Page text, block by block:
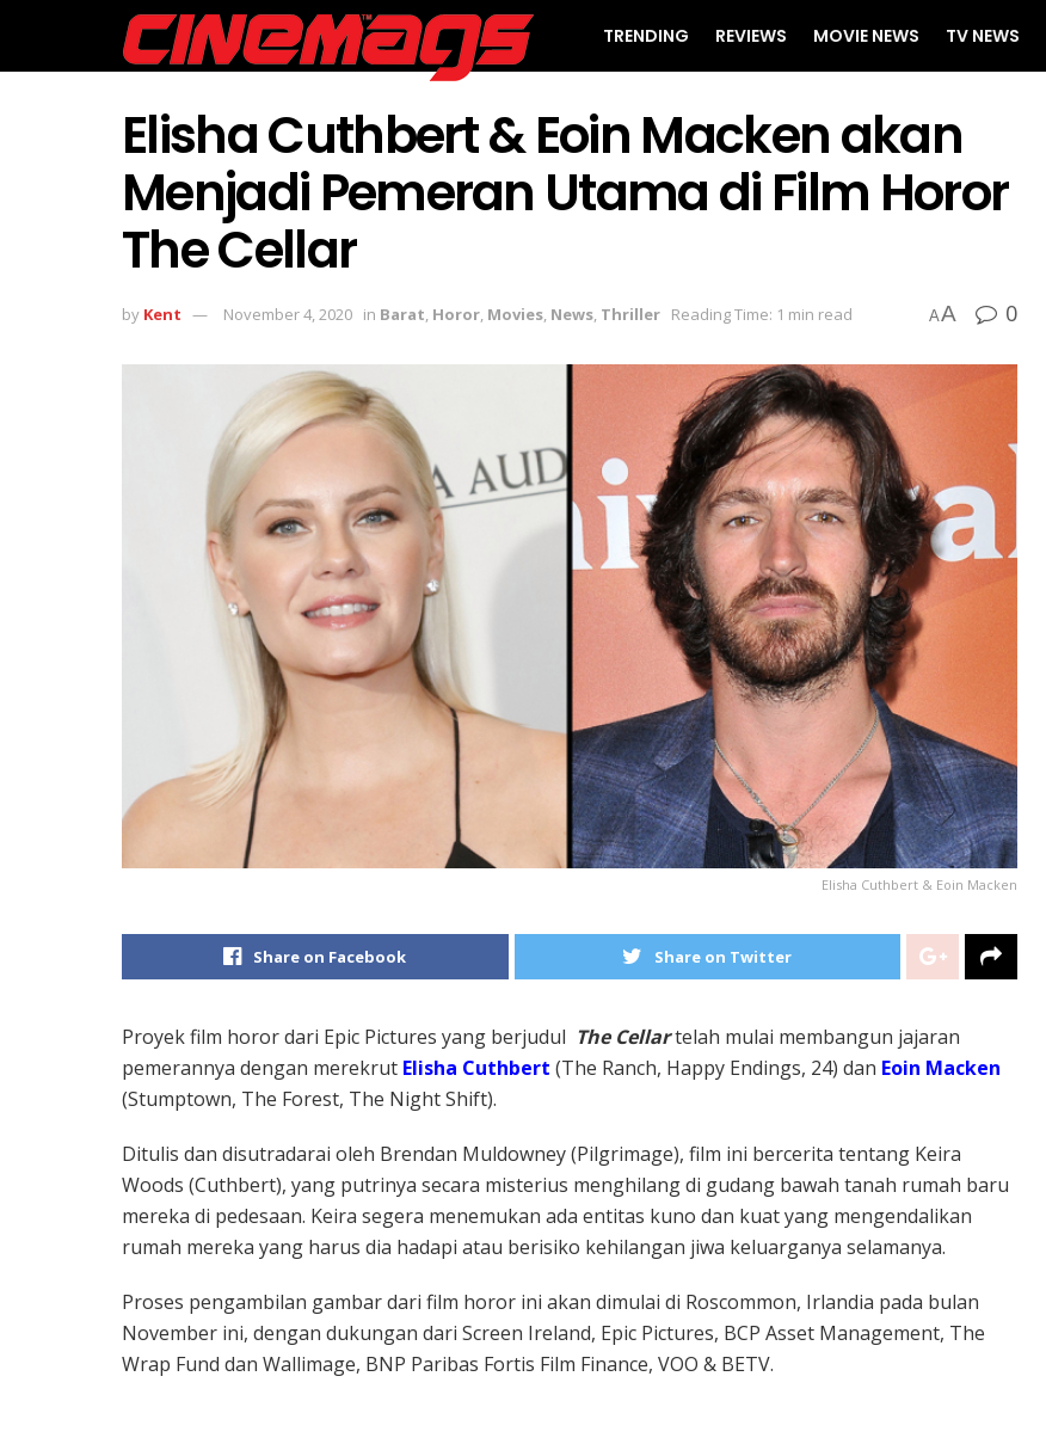
TRENDING REVIEWS MOVIE NEWS TV NEWS
Elisha Cuthbert & Eoin Macken akan
Menjadi Pemeran Utama di Film Horor
The Cellar
by Kent November 4, 2020 in Barat, Horor, Movies, News, Thriller Reading Time: 1 min read AA 0
Elisha Cuthbert & Eoin Macken
Share on Facebook Share on Twitter
Proyek film horor dari Epic Pictures yang berjudul The Cellartelah mulai membangun jajaran
pemerannya dengan merekrut Elisha Cuthbert (The Ranch, Happy Endings, 24) dan Eoin Macken
(Stumptown, The Forest, The Night Shift).
Ditulis dan disutradarai oleh Brendan Muldowney (Pilgrimage), film ini bercerita tentang Keira
Woods (Cuthbert), yang putrinya secara misterius menghilang di gudang bawah tanah rumah baru
mereka di pedesaan. Keira segera menemukan ada entitas kuno dan kuat yang mengendalikan
rumah mereka yang harus dia hadapi atau berisiko kehilangan jiwa keluarganya selamanya.
Proses pengambilan gambar dari film horor ini akan dimulai di Roscommon, Irlandia pada bulan
November ini, dengan dukungan dari Screen Ireland, Epic Pictures, BCP Asset Management, The
Wrap Fund dan Wallimage, BNP Paribas Fortis Film Finance, VOO & BETV.